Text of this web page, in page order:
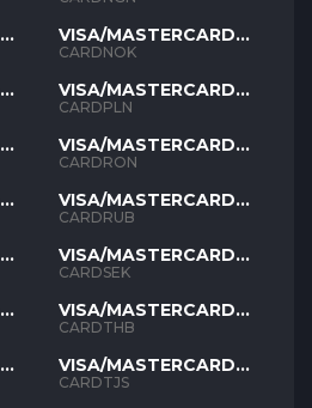
VISA/MASTERCARD
NOK
CARDNOK
VISA/MASTERCARD
PLN
CARDPLN
VISA/MASTERCARD
RON
CARDRON
VISA/MASTERCARD
RUB
CARDRUB
VISA/MASTERCARD
SEK
CARDSEK
VISA/MASTERCARD
THB
CARDTHB
VISA/MASTERCARD
TJS
CARDTJS